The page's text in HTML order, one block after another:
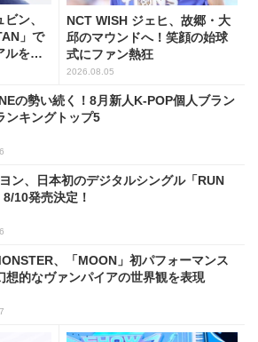
ン、
」で
ルを披
NCT WISH ジェヒ、故郷・大
邱のマウンドへ！笑顔の始球
式にファン熱狂
2026.08.05
の勢い続く！8月新人K-POP個人ブラン
ンキングトップ5
ン、日本初のデジタルシングル「RUN
8/10発売決定！
、「MOON」初パフォーマンス
想的なヴァンパイアの世界観を表現